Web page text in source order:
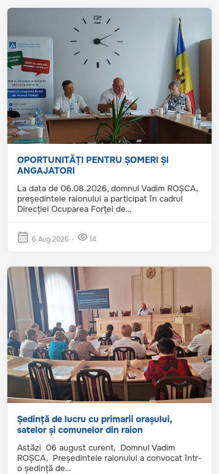
OPORTUNITĂȚI PENTRU ȘOMERI ȘI
ANGAJATORI
La data de 06.08.2026, domnul Vadim ROȘCA,
președintele raionului a participat în cadrul
Direcției Ocuparea Forței de...
6 Aug 2026 14
Ședință de lucru cu primarii orașului,
satelor și comunelor din raion
Astăzi 06 august curent, Domnul Vadim
ROȘCA, Președintele raionului a convocat într-
o ședință de...